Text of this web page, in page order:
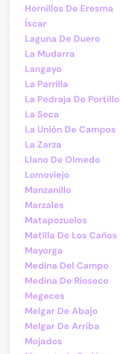
Hornillos De Eresma
Íscar
Laguna De Duero
La Mudarra
Langayo
La Parrilla
La Pedraja De Portillo
La Seca
La Unión De Campos
La Zarza
Llano De Olmedo
Lomoviejo
Manzanillo
Marzales
Matapozuelos
Matilla De Los Caños
Mayorga
Medina Del Campo
Medina De Rioseco
Megeces
Melgar De Abajo
Melgar De Arriba
Mojados